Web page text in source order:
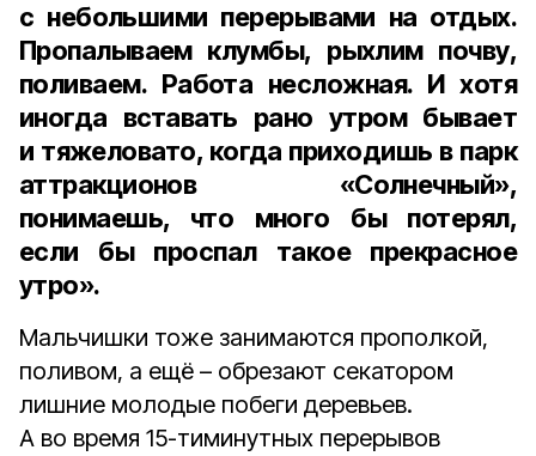
с небольшими перерывами на отдых.
Пропалываем клумбы, рыхлим почву,
поливаем. Работа несложная. И хотя
иногда вставать рано утром бывает
и тяжеловато, когда приходишь в парк
аттракционов «Солнечный»,
понимаешь, что много бы потерял,
если бы проспал такое прекрасное
утро».
Мальчишки тоже занимаются прополкой,
поливом, а ещё – обрезают секатором
лишние молодые побеги деревьев.
А во время 15-тиминутных перерывов